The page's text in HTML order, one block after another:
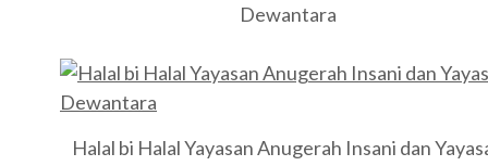
Dewantara
Halal bi Halal Yayasan Anugerah Insani dan